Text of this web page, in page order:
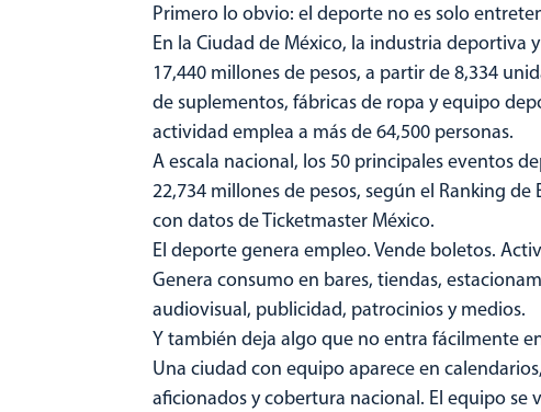
Primero lo obvio: el deporte no es solo
En la Ciudad de México, la industria deportiva
17,440 millones de pesos, a partir de 8,334
de suplementos, fábricas de ropa y equipo
actividad emplea a más de 64,500 personas.
A escala nacional, los 50 principales eventos
22,734 millones de pesos, según el Ranking
con datos de Ticketmaster México.
El deporte genera empleo. Vende boletos.
Genera consumo en bares, tiendas,
audiovisual, publicidad, patrocinios y medios.
Y también deja algo que no entra fácilmente
Una ciudad con equipo aparece en
aficionados y cobertura nacional. El equipo se